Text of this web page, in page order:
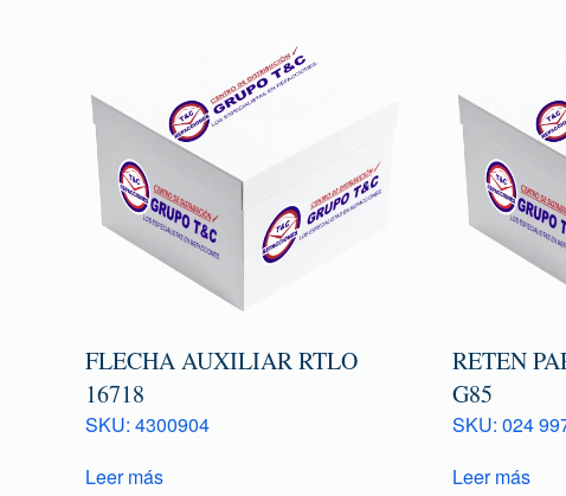
FLECHA AUXILIAR RTLO
16718
SKU: 4300904
Leer más
RETEN
G85
SKU: 024
Leer más